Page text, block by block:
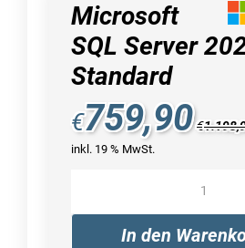
Microsoft
SQL Server
Standard
€759,90 €
inkl. 19 % MwSt.
In den